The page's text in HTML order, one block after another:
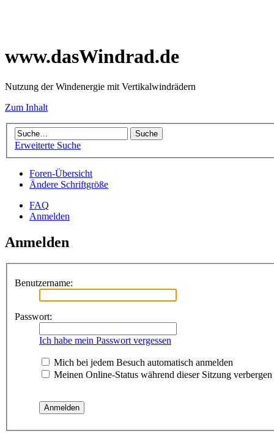
www.dasWindrad.de
Nutzung der Windenergie mit Vertikalwindrädern
Zum Inhalt
Erweiterte Suche
Foren-Übersicht
Ändere Schriftgröße
FAQ
Anmelden
Anmelden
Benutzername:
Passwort:
Ich habe mein Passwort vergessen
Mich bei jedem Besuch automatisch anmelden
Meinen Online-Status während dieser Sitzung verbergen